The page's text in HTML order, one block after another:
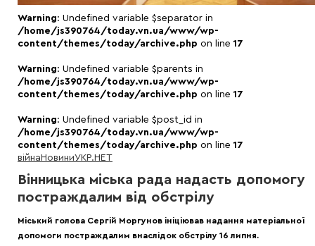
Warning: Undefined variable $separator in
/home/js390764/today.vn.ua/www/wp-
content/themes/today/archive.php on line 17
Warning: Undefined variable $parents in
/home/js390764/today.vn.ua/www/wp-
content/themes/today/archive.php on line 17
Warning: Undefined variable $post_id in
/home/js390764/today.vn.ua/www/wp-
content/themes/today/archive.php on line 17
війна НовиниУКР.НЕТ
Вінницька міська рада надасть допомогу
постраждалим від обстрілу
Міський голова Сергій Моргунов ініціював надання матеріальної
допомоги постраждалим внаслідок обстрілу 16 липня.